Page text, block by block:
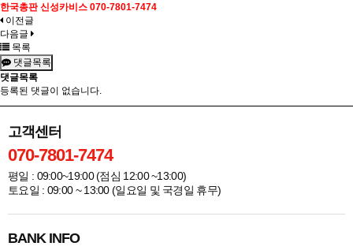
한국총판 신성카비스 070-7801-7474
이전글
다음글
목록
댓글목록
댓글목록
등록된 댓글이 없습니다.
고객센터
070-7801-7474
평일 : 09:00~19:00 (점심 12:00 ~13:00)
토요일 : 09:00 ~ 13:00 (일요일 및 국경일 휴무)
BANK INFO